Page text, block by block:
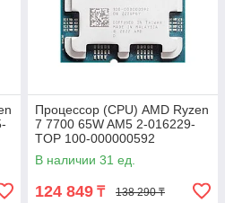
Процессор (CPU) AMD Ryzen
7 7700 65W AM5 2-016229-
TOP 100-000000592
В наличии 31 ед.
124 849 ₸ 138 290 ₸